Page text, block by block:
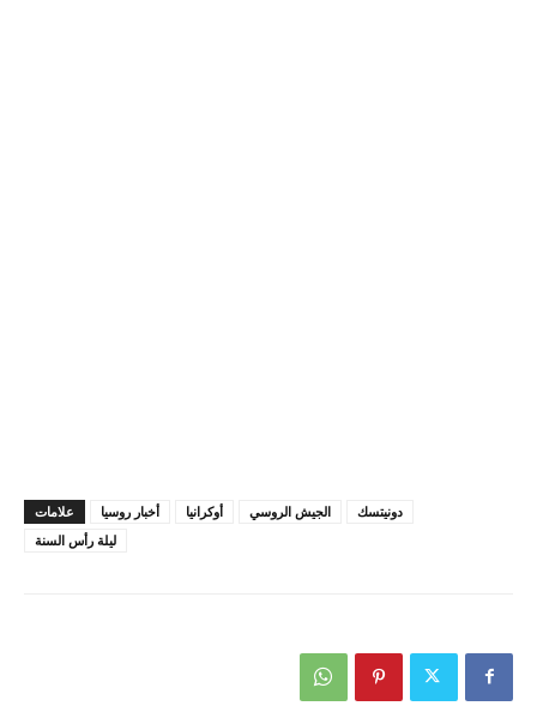
علامات أخبار روسيا أوكرانيا الجيش الروسي
دونيتسك
ليلة رأس السنة